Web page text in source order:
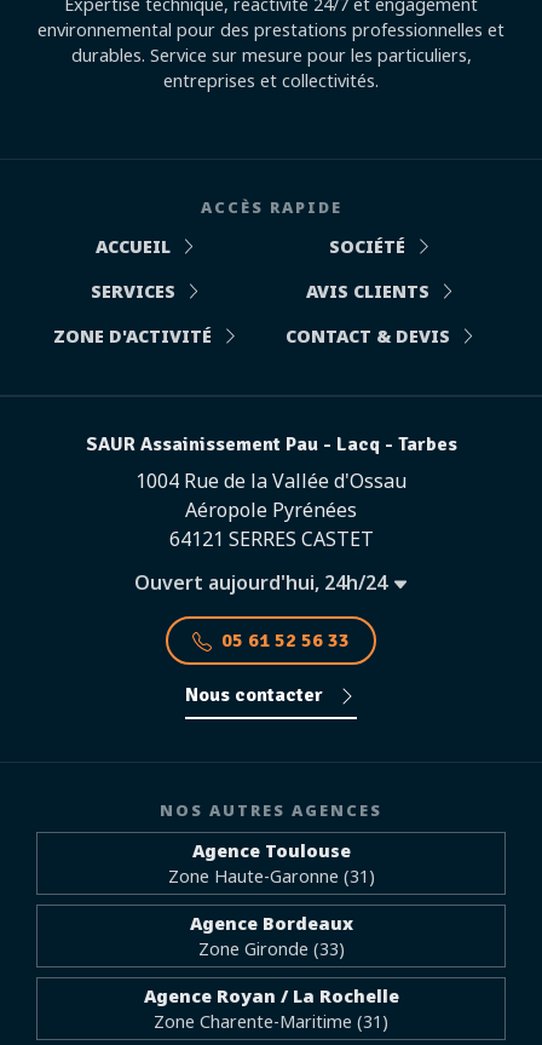
environnemental pour des prestations professionnelles et
durables. Service sur mesure pour les particuliers,
entreprises et collectivités.
ACCÈS RAPIDE
ACCUEIL
SOCIÉTÉ
SERVICES
AVIS CLIENTS
ZONE D'ACTIVITÉ
CONTACT & DEVIS
SAUR Assainissement Pau - Lacq - Tarbes
1004 Rue de la Vallée d'Ossau
Aéropole Pyrénées
64121 SERRES CASTET
Ouvert aujourd'hui, 24h/24
05 61 52 56 33
Nous contacter
NOS AUTRES AGENCES
Agence Toulouse
Zone Haute-Garonne (31)
Agence Bordeaux
Zone Gironde (33)
Agence Royan / La Rochelle
Zone Charente-Maritime (31)